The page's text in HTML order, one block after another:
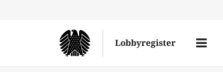
den
Lobbyregister
Menü